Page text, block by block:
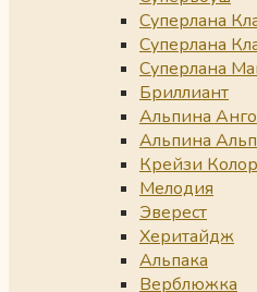
Суперлана
Суперлана
Суперлана
Бриллиант
Альпина
Альпина
Крейзи Колор
Мелодия
Эверест
Херитайдж
Альпака
Верблюжка